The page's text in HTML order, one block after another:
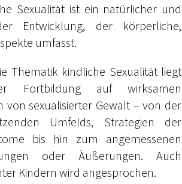
Sexualität ist ein natürlicher und
Entwicklung, der körperliche,
umfasst.
Thematik kindliche Sexualität liegt
Fortbildung auf wirksamen
von sexualisierter Gewalt – von der
Umfelds, Strategien der
bis hin zum angemessenen
oder Äußerungen. Auch
Kindern wird angesprochen.